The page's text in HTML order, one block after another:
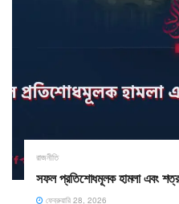
রাজনীতি
সফল প্রতিশোধমূলক হামলা এবং
ফেব্রুয়ারি 28, 2026